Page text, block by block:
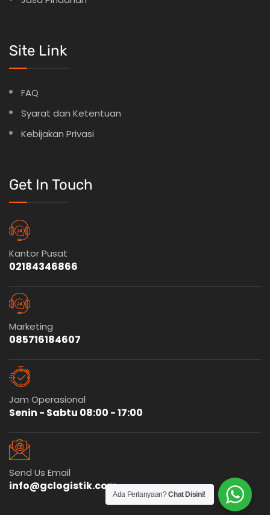
Site Link
FAQ
Syarat dan Ketentuan
Kebijakan Privasi
Get In Touch
Kantor Pusat
02184346866
Marketing
085716184607
Jam Operasional
Senin - Sabtu 08:00 - 17:00
Send Us Email
info@gclogistik.com
Ada Pertanyaan?Chat Disini!